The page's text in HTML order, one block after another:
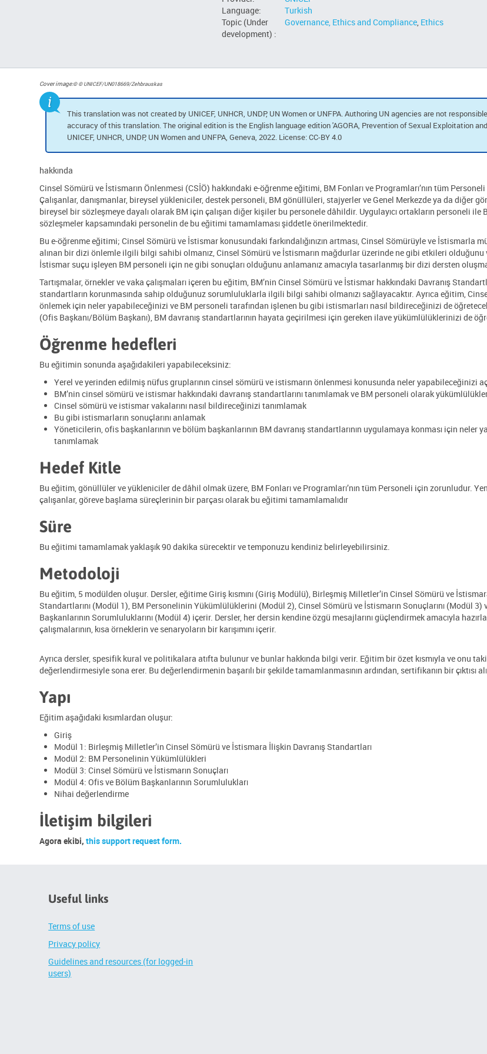
Language:
Turkish
Topic (Under
development) :
Governance, Ethics and Compliance, Ethics
Cover image:©© UNICEF/UN018669/Zehbrauskas
This translation was not created by UNICEF, UNHCR, UNDP, UN Women or UNFPA. Authoring UN agencies are not
accuracy of this translation. The original edition is the English language edition 'AGORA, Prevention of Sexual Exploitation
UNICEF, UNHCR, UNDP, UN Women and UNFPA, Geneva, 2022. License: CC-BY 4.0
hakkında
Cinsel Sömürü ve İstismarın Önlenmesi (CSİÖ) hakkındaki e-öğrenme eğitimi, BM Fonları ve Programları’nın tüm
Çalışanlar, danışmanlar, bireysel yükleniciler, destek personeli, BM gönüllüleri, stajyerler ve Genel Merkezde ya da diğer
bireysel bir sözleşmeye dayalı olarak BM için çalışan diğer kişiler bu personele dâhildir. Uygulayıcı ortakların personeli ile
sözleşmeler kapsamındaki personelin de bu eğitimi tamamlaması şiddetle önerilmektedir.
Bu e-öğrenme eğitimi; Cinsel Sömürü ve İstismar konusundaki farkındalığınızın artması, Cinsel Sömürüyle ve İstismarla
alınan bir dizi önlemle ilgili bilgi sahibi olmanız, Cinsel Sömürü ve İstismarın mağdurlar üzerinde ne gibi etkileri olduğunu
İstismar suçu işleyen BM personeli için ne gibi sonuçları olduğunu anlamanız amacıyla tasarlanmış bir dizi dersten
Tartışmalar, örnekler ve vaka çalışmaları içeren bu eğitim, BM’nin Cinsel Sömürü ve İstismar hakkındaki Davranış
standartların korunmasında sahip olduğunuz sorumluluklarla ilgili bilgi sahibi olmanızı sağlayacaktır. Ayrıca eğitim,
önlemek için neler yapabileceğinizi ve BM personeli tarafından işlenen bu gibi istismarları nasıl bildireceğinizi de
(Ofis Başkanı/Bölüm Başkanı), BM davranış standartlarının hayata geçirilmesi için gereken ilave yükümlülüklerinizi de
Öğrenme hedefleri
Bu eğitimin sonunda aşağıdakileri yapabileceksiniz:
Yerel ve yerinden edilmiş nüfus gruplarının cinsel sömürü ve istismarın önlenmesi konusunda neler yapabileceğinizi
BM’nin cinsel sömürü ve istismar hakkındaki davranış standartlarını tanımlamak ve BM personeli olarak
Cinsel sömürü ve istismar vakalarını nasıl bildireceğinizi tanımlamak
Bu gibi istismarların sonuçlarını anlamak
Yöneticilerin, ofis başkanlarının ve bölüm başkanlarının BM davranış standartlarının uygulamaya konması için neler
tanımlamak
Hedef Kitle
Bu eğitim, gönüllüler ve yükleniciler de dâhil olmak üzere, BM Fonları ve Programları’nın tüm Personeli için zorunludur.
çalışanlar, göreve başlama süreçlerinin bir parçası olarak bu eğitimi tamamlamalıdır
Süre
Bu eğitimi tamamlamak yaklaşık 90 dakika sürecektir ve temponuzu kendiniz belirleyebilirsiniz.
Metodoloji
Bu eğitim, 5 modülden oluşur. Dersler, eğitime Giriş kısmını (Giriş Modülü), Birleşmiş Milletler’in Cinsel Sömürü ve
Standartlarını (Modül 1), BM Personelinin Yükümlülüklerini (Modül 2), Cinsel Sömürü ve İstismarın Sonuçlarını (Modül 3)
Başkanlarının Sorumluluklarını (Modül 4) içerir. Dersler, her dersin kendine özgü mesajlarını güçlendirmek amacıyla
çalışmalarının, kısa örneklerin ve senaryoların bir karışımını içerir.
Ayrıca dersler, spesifik kural ve politikalara atıfta bulunur ve bunlar hakkında bilgi verir. Eğitim bir özet kısmıyla ve onu
değerlendirmesiyle sona erer. Bu değerlendirmenin başarılı bir şekilde tamamlanmasının ardından, sertifikanın bir çıktısı
Yapı
Eğitim aşağıdaki kısımlardan oluşur:
Giriş
Modül 1: Birleşmiş Milletler’in Cinsel Sömürü ve İstismara İlişkin Davranış Standartları
Modül 2: BM Personelinin Yükümlülükleri
Modül 3: Cinsel Sömürü ve İstismarın Sonuçları
Modül 4: Ofis ve Bölüm Başkanlarının Sorumlulukları
Nihai değerlendirme
İletişim bilgileri
Agora ekibi,this support request form.
Useful links
Terms of use
Privacy policy
Guidelines and resources (for logged-in
users)